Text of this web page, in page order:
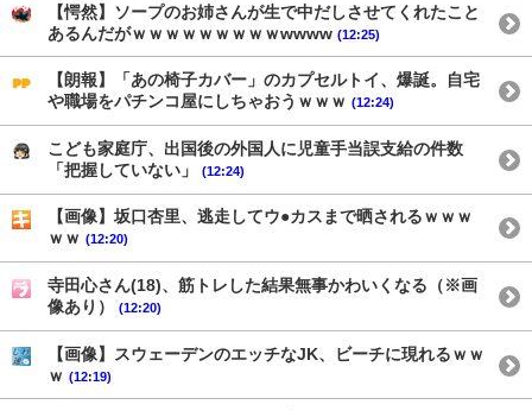
【愕然】ソープのお姉さんが生で中だしさせてくれたこと
あるんだがｗｗｗｗｗｗｗｗｗwwww (12:25)
【朗報】「あの椅子カバー」のカプセルトイ、爆誕。自宅
や職場をパチンコ屋にしちゃおうｗｗｗ (12:24)
こども家庭庁、出国後の外国人に児童手当誤支給の件数
「把握していない」
(12:24)
【画像】坂口杏里、逃走してウ●カスまで晒されるｗｗｗ
ｗｗ (12:20)
寺田心さん(18)、筋トレした結果無事かわいくなる（※画
像あり）
(12:20)
【画像】スウェーデンのエッチなJK、ビーチに現れるｗｗ
ｗ (12:19)